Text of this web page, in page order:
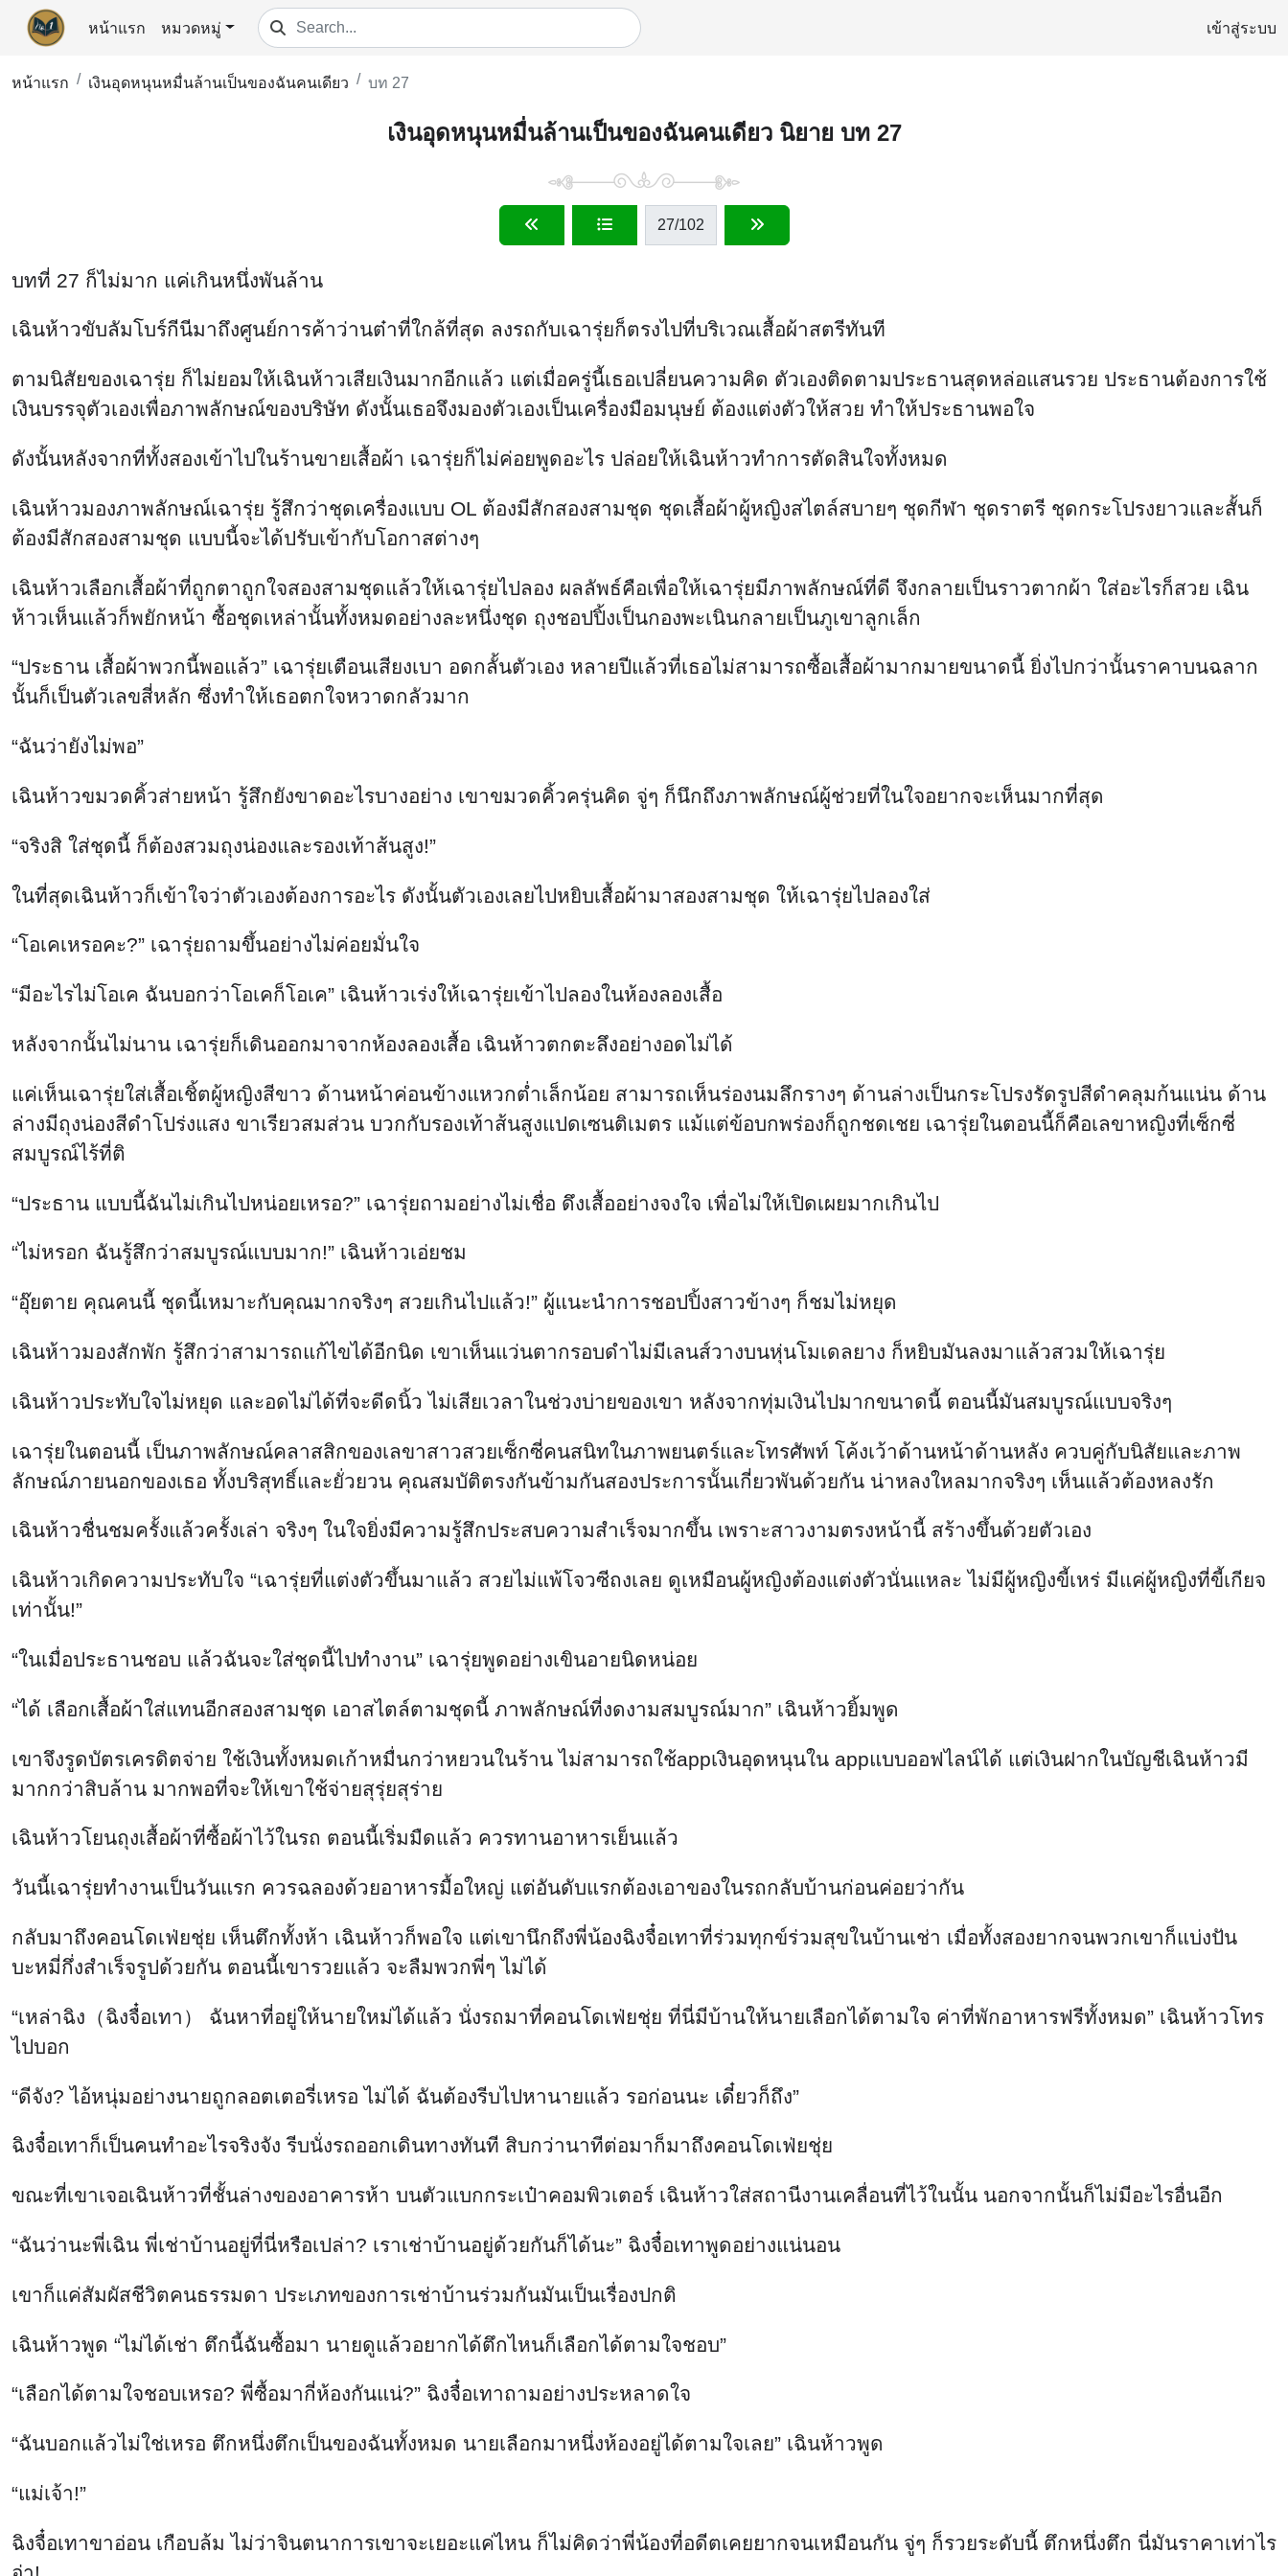
หน้าแรก หมวดหมู่ เข้าสู่ระบบ
หน้าแรก เงินอุดหนุนหมื่นล้านเป็นของฉันคนเดียว บท 27
เงินอุดหนุนหมื่นล้านเป็นของฉันคนเดียว นิยาย บท 27
27/102
บทที่ 27 ก็ไม่มาก แค่เกินหนึ่งพันล้าน
เฉินห้าวขับลัมโบร์กีนีมาถึงศูนย์การค้าว่านต๋าที่ใกล้ที่สุด ลงรถกับเฉารุ่ยก็ตรงไปที่บริเวณเสื้อผ้าสตรีทันที
ตามนิสัยของเฉารุ่ย ก็ไม่ยอมให้เฉินห้าวเสียเงินมากอีกแล้ว แต่เมื่อครู่นี้เธอเปลี่ยนความคิด ตัวเองติดตามประธานสุดหล่อแสนรวย ประธานต้องการใช้
เงินบรรจุตัวเองเพื่อภาพลักษณ์ของบริษัท ดังนั้นเธอจึงมองตัวเองเป็นเครื่องมือมนุษย์ ต้องแต่งตัวให้สวย ทำให้ประธานพอใจ
ดังนั้นหลังจากที่ทั้งสองเข้าไปในร้านขายเสื้อผ้า เฉารุ่ยก็ไม่ค่อยพูดอะไร ปล่อยให้เฉินห้าวทำการตัดสินใจทั้งหมด
เฉินห้าวมองภาพลักษณ์เฉารุ่ย รู้สึกว่าชุดเครื่องแบบ OL ต้องมีสักสองสามชุด ชุดเสื้อผ้าผู้หญิงสไตล์สบายๆ ชุดกีฬา ชุดราตรี ชุดกระโปรงยาวและสั้นก็
ต้องมีสักสองสามชุด แบบนี้จะได้ปรับเข้ากับโอกาสต่างๆ
เฉินห้าวเลือกเสื้อผ้าที่ถูกตาถูกใจสองสามชุดแล้วให้เฉารุ่ยไปลอง ผลลัพธ์คือเพื่อให้เฉารุ่ยมีภาพลักษณ์ที่ดี จึงกลายเป็นราวตากผ้า ใส่อะไรก็สวย เฉิน
ห้าวเห็นแล้วก็พยักหน้า ซื้อชุดเหล่านั้นทั้งหมดอย่างละหนึ่งชุด ถุงชอปปิ้งเป็นกองพะเนินกลายเป็นภูเขาลูกเล็ก
“ประธาน เสื้อผ้าพวกนี้พอแล้ว” เฉารุ่ยเตือนเสียงเบา อดกลั้นตัวเอง หลายปีแล้วที่เธอไม่สามารถซื้อเสื้อผ้ามากมายขนาดนี้ ยิ่งไปกว่านั้นราคาบนฉลาก
นั้นก็เป็นตัวเลขสี่หลัก ซึ่งทำให้เธอตกใจหวาดกลัวมาก
“ฉันว่ายังไม่พอ”
เฉินห้าวขมวดคิ้วส่ายหน้า รู้สึกยังขาดอะไรบางอย่าง เขาขมวดคิ้วครุ่นคิด จู่ๆ ก็นึกถึงภาพลักษณ์ผู้ช่วยที่ในใจอยากจะเห็นมากที่สุด
“จริงสิ ใส่ชุดนี้ ก็ต้องสวมถุงน่องและรองเท้าส้นสูง!”
ในที่สุดเฉินห้าวก็เข้าใจว่าตัวเองต้องการอะไร ดังนั้นตัวเองเลยไปหยิบเสื้อผ้ามาสองสามชุด ให้เฉารุ่ยไปลองใส่
“โอเคเหรอคะ?” เฉารุ่ยถามขึ้นอย่างไม่ค่อยมั่นใจ
“มีอะไรไม่โอเค ฉันบอกว่าโอเคก็โอเค” เฉินห้าวเร่งให้เฉารุ่ยเข้าไปลองในห้องลองเสื้อ
หลังจากนั้นไม่นาน เฉารุ่ยก็เดินออกมาจากห้องลองเสื้อ เฉินห้าวตกตะลึงอย่างอดไม่ได้
แค่เห็นเฉารุ่ยใส่เสื้อเชิ้ตผู้หญิงสีขาว ด้านหน้าค่อนข้างแหวกต่ำเล็กน้อย สามารถเห็นร่องนมลึกรางๆ ด้านล่างเป็นกระโปรงรัดรูปสีดำคลุมก้นแน่น ด้าน
ล่างมีถุงน่องสีดำโปร่งแสง ขาเรียวสมส่วน บวกกับรองเท้าส้นสูงแปดเซนติเมตร แม้แต่ข้อบกพร่องก็ถูกชดเชย เฉารุ่ยในตอนนี้ก็คือเลขาหญิงที่เซ็กซี่
สมบูรณ์ไร้ที่ติ
“ประธาน แบบนี้ฉันไม่เกินไปหน่อยเหรอ?” เฉารุ่ยถามอย่างไม่เชื่อ ดึงเสื้ออย่างจงใจ เพื่อไม่ให้เปิดเผยมากเกินไป
“ไม่หรอก ฉันรู้สึกว่าสมบูรณ์แบบมาก!” เฉินห้าวเอ่ยชม
“อุ๊ยตาย คุณคนนี้ ชุดนี้เหมาะกับคุณมากจริงๆ สวยเกินไปแล้ว!” ผู้แนะนำการชอปปิ้งสาวข้างๆ ก็ชมไม่หยุด
เฉินห้าวมองสักพัก รู้สึกว่าสามารถแก้ไขได้อีกนิด เขาเห็นแว่นตากรอบดำไม่มีเลนส์วางบนหุ่นโมเดลยาง ก็หยิบมันลงมาแล้วสวมให้เฉารุ่ย
เฉินห้าวประทับใจไม่หยุด และอดไม่ได้ที่จะดีดนิ้ว ไม่เสียเวลาในช่วงบ่ายของเขา หลังจากทุ่มเงินไปมากขนาดนี้ ตอนนี้มันสมบูรณ์แบบจริงๆ
เฉารุ่ยในตอนนี้ เป็นภาพลักษณ์คลาสสิกของเลขาสาวสวยเซ็กซี่คนสนิทในภาพยนตร์และโทรศัพท์ โค้งเว้าด้านหน้าด้านหลัง ควบคู่กับนิสัยและภาพ
ลักษณ์ภายนอกของเธอ ทั้งบริสุทธิ์และยั่วยวน คุณสมบัติตรงกันข้ามกันสองประการนั้นเกี่ยวพันด้วยกัน น่าหลงใหลมากจริงๆ เห็นแล้วต้องหลงรัก
ขณะที่เขาเจอเฉินห้าวที่ชั้นล่างของอาคารห้า บนตัวแบกกระเป๋าคอมพิวเตอร์ เฉินห้าวใส่สถานีงานเคลื่อนที่ไว้ในนั้น นอกจากนั้นก็ไม่มีอะไรอื่นอีก
“ฉันว่านะพี่เฉิน พี่เช่าบ้านอยู่ที่นี่หรือเปล่า? เราเช่าบ้านอยู่ด้วยกันก็ได้นะ” ฉิงจื๋อเทาพูดอย่างแน่นอน
เขาก็แค่สัมผัสชีวิตคนธรรมดา ประเภทของการเช่าบ้านร่วมกันมันเป็นเรื่องปกติ
เฉินห้าวพูด “ไม่ได้เช่า ตึกนี้ฉันซื้อมา นายดูแล้วอยากได้ตึกไหนก็เลือกได้ตามใจชอบ”
“เลือกได้ตามใจชอบเหรอ? พี่ซื้อมากี่ห้องกันแน่?” ฉิงจื๋อเทาถามอย่างประหลาดใจ
“ฉันบอกแล้วไม่ใช่เหรอ ตึกหนึ่งตึกเป็นของฉันทั้งหมด นายเลือกมาหนึ่งห้องอยู่ได้ตามใจเลย” เฉินห้าวพูด
“แม่เจ้า!”
ฉิงจื๋อเทาขาอ่อน เกือบล้ม ไม่ว่าจินตนาการเขาจะเยอะแค่ไหน ก็ไม่คิดว่าพี่น้องที่อดีตเคยยากจนเหมือนกัน จู่ๆ ก็รวยระดับนี้ ตึกหนึ่งตึก นี่มันราคาเท่าไร